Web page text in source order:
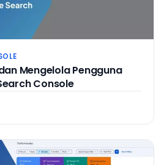
Mengelola Pengguna
Console